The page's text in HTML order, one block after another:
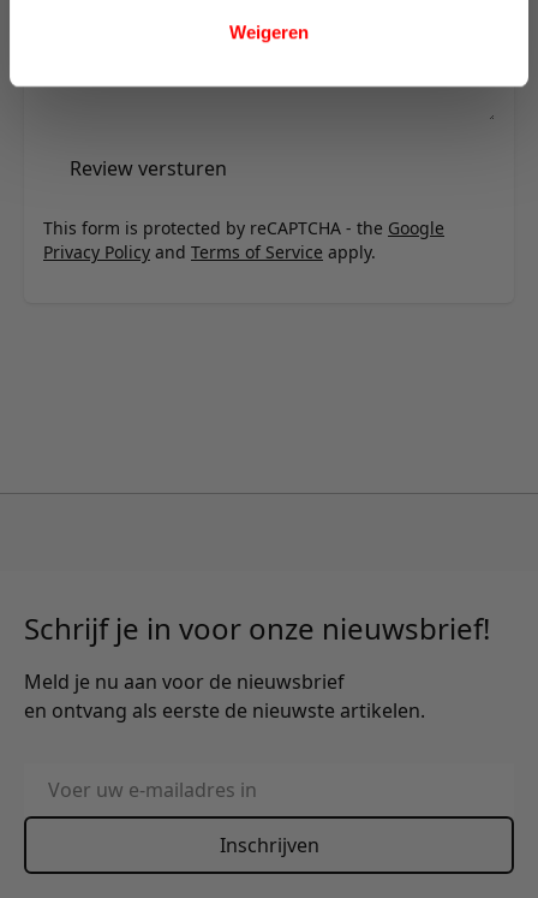
Weigeren
Review versturen
This form is protected by reCAPTCHA - the Google
Privacy Policy and Terms of Service apply.
Schrijf je in voor onze nieuwsbrief!
Meld je nu aan voor de nieuwsbrief
en ontvang als eerste de nieuwste artikelen.
E-mailadres
Inschrijven